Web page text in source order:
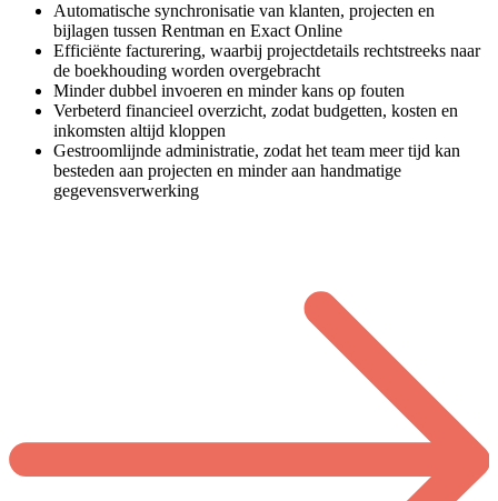
Automatische synchronisatie van klanten, projecten en
bijlagen tussen Rentman en Exact Online
Efficiënte facturering, waarbij projectdetails rechtstreeks naar
de boekhouding worden overgebracht
Minder dubbel invoeren en minder kans op fouten
Verbeterd financieel overzicht, zodat budgetten, kosten en
inkomsten altijd kloppen
Gestroomlijnde administratie, zodat het team meer tijd kan
besteden aan projecten en minder aan handmatige
gegevensverwerking